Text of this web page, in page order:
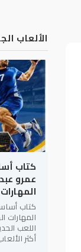
الألعاب
عمرو
المهارات
اللعب
أكثر